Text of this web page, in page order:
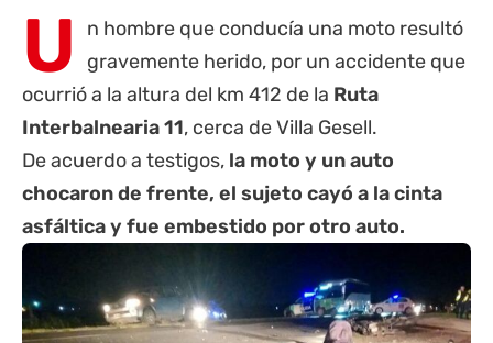
U
n hombre que conducía una moto resultó
gravemente herido, por un accidente que
ocurrió a la altura del km 412 de la Ruta
Interbalnearia11, cerca deVilla Gesell.
De acuerdo a testigos, la moto y un auto
chocaron de frente, el sujeto cayó a la cinta
asfáltica y fue embestido por otro auto.